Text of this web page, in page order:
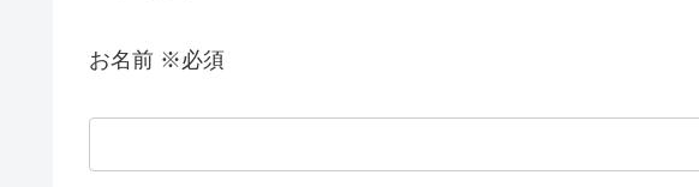
お名前 ※必須